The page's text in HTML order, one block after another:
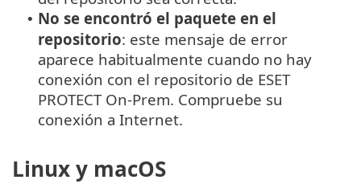
• No se encontró el paquete en el
repositorio: este mensaje de error
aparece habitualmente cuando no hay
conexión con el repositorio de ESET
PROTECT On-Prem. Compruebe su
conexión a Internet.
Linux y macOS